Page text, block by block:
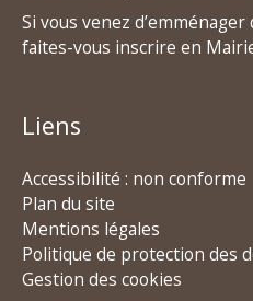
Si vous venez
faites-vous inscrire en
Liens
Accessibilité : non conforme
Plan du site
Mentions légales
Politique de protection des
Gestion des cookies